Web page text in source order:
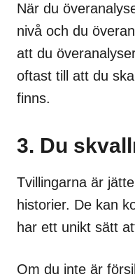
När du
nivå och du
att du
oftast till att du
finns.
3. Du
Tvillingarna är
historier. De kan
har ett unikt sätt
Om du inte är